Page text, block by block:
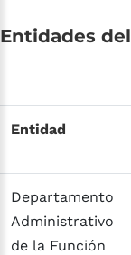
Entidades del
Entidad
Departamento
Administrativo
de la Función